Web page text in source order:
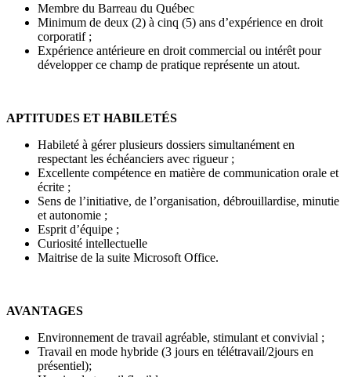
Membre du Barreau du Québec
Minimum de deux (2) à cinq (5) ans d’expérience en droit
corporatif ;
Expérience antérieure en droit commercial ou intérêt pour
développer ce champ de pratique représente un atout.
APTITUDES ET HABILETÉS
Habileté à gérer plusieurs dossiers simultanément en
respectant les échéanciers avec rigueur ;
Excellente compétence en matière de communication orale et
écrite ;
Sens de l’initiative, de l’organisation, débrouillardise, minutie
et autonomie ;
Esprit d’équipe ;
Curiosité intellectuelle
Maitrise de la suite Microsoft Office.
AVANTAGES
Environnement de travail agréable, stimulant et convivial ;
Travail en mode hybride (3 jours en télétravail/2jours en
présentiel);